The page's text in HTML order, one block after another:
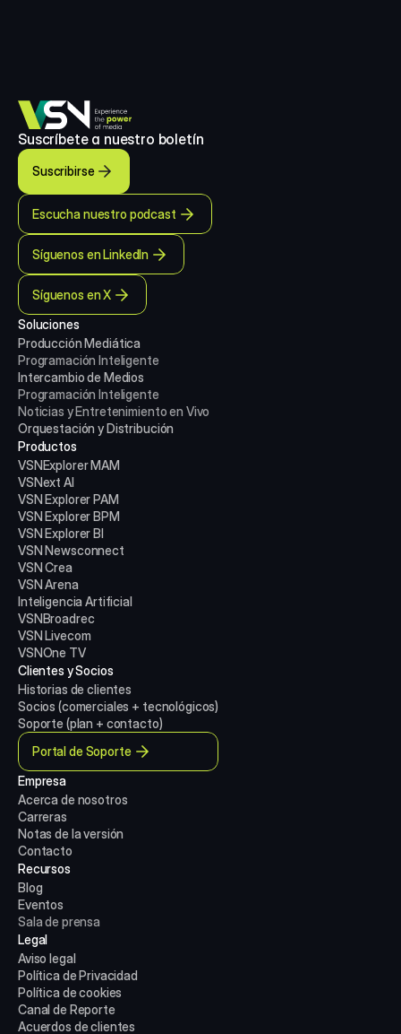
Suscríbete a nuestro boletín
Suscribirse
Escucha nuestro podcast
Síguenos en LinkedIn
Síguenos en X
Soluciones
Producción Mediática
Programación Inteligente
Intercambio de Medios
Programación Inteligente
Noticias y Entretenimiento en Vivo
Orquestación y Distribución
Productos
VSNExplorer MAM
VSNext AI
VSN Explorer PAM
VSN Explorer BPM
VSN Explorer BI
VSN Newsconnect
VSN Crea
VSN Arena
Inteligencia Artificial
VSNBroadrec
VSN Livecom
VSNOne TV
Clientes y Socios
Historias de clientes
Socios (comerciales + tecnológicos)
Soporte (plan + contacto)
Portal de Soporte
Empresa
Acerca de nosotros
Carreras
Notas de la versión
Contacto
Recursos
Blog
Eventos
Sala de prensa
Legal
Aviso legal
Política de Privacidad
Política de cookies
Canal de Reporte
Acuerdos de clientes